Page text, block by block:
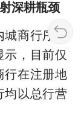
深耕瓶颈
城商行序列
，目前仅
行在注册地
均以总行营